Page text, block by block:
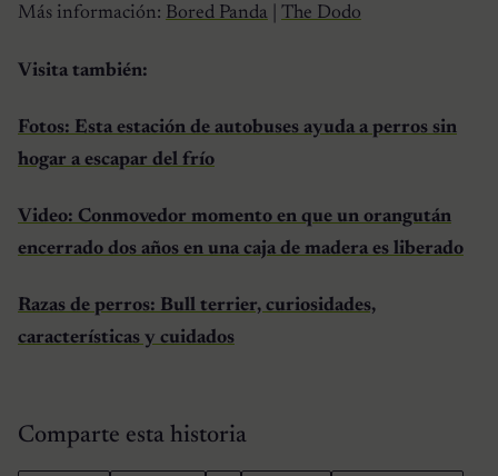
Más información: Bored Panda The Dodo
Visita también:
Fotos: Esta estación de autobuses ayuda a perros sin
hogar a escapar del frío
Video: Conmovedor momento en que un orangután
encerrado dos años en una caja de madera es liberado
Razas de perros: Bull terrier, curiosidades,
características y cuidados
Comparte esta historia